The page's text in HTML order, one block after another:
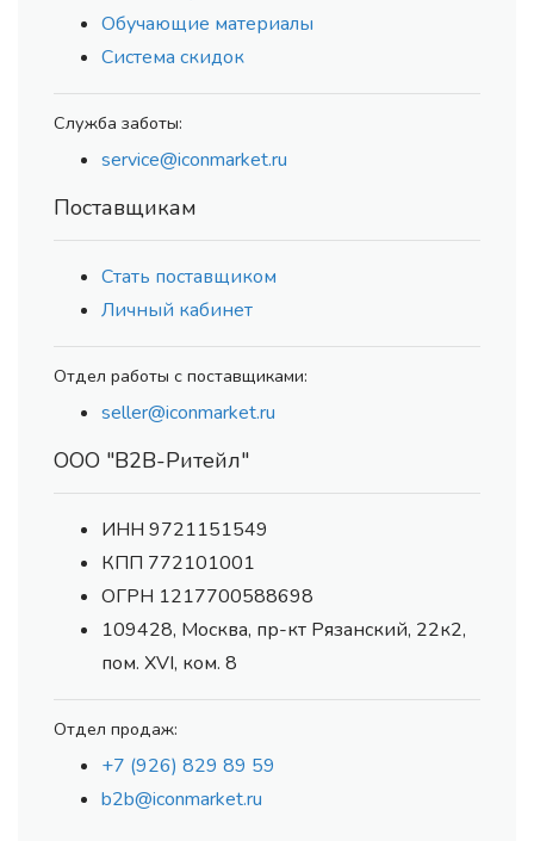
Обучающие материалы
Система скидок
Служба заботы:
service@iconmarket.ru
Поставщикам
Стать поставщиком
Личный кабинет
Отдел работы с поставщиками:
seller@iconmarket.ru
ООО "В2В-Ритейл"
ИНН 9721151549
КПП 772101001
ОГРН 1217700588698
109428, Москва, пр-кт Рязанский, 22к2,
пом. XVI, ком. 8
Отдел продаж:
+7 (926) 829 89 59
b2b@iconmarket.ru